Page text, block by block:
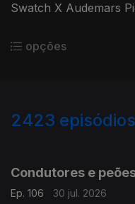
Swatch X Audemars
opções
2423
Condutores e
Ep. 106
30 jul. 2026